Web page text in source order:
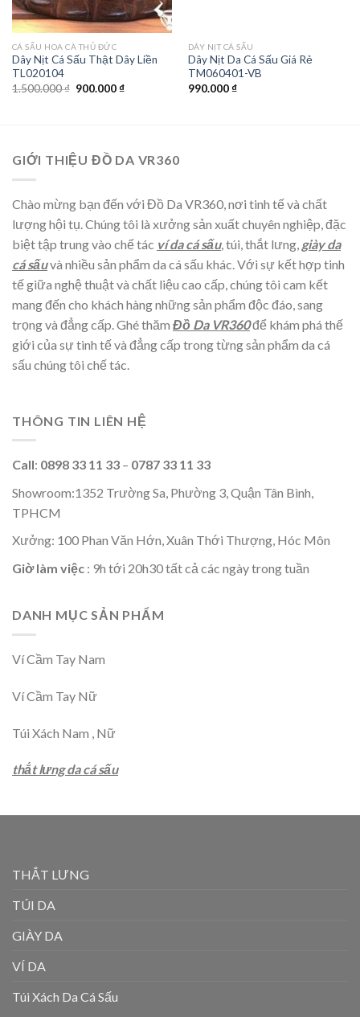
CÁ SẤU HOA CÀ THỦ ĐỨC
Dây Nịt Cá Sấu Thật Dây Liền
TL020104
1.500.000₫ 900.000₫
DÂY NỊT CÁ SẤU
Dây Nịt Da Cá Sấu Giá Rẻ
TM060401-VB
990.000₫
GIỚI THIỆU ĐỒ DA VR360
Chào mừng bạn đến với Đồ Da VR360, nơi tinh tế và chất
lượng hội tụ. Chúng tôi là xưởng sản xuất chuyên nghiệp, đặc
biệt tập trung vào chế tác ví da cá sấu, túi, thắt lưng, giày da
cá sấuvà nhiều sản phẩm da cá sấu khác. Với sự kết hợp tinh
tế giữa nghệ thuật và chất liệu cao cấp, chúng tôi cam kết
mang đến cho khách hàng những sản phẩm độc đáo, sang
trọng và đẳng cấp. Ghé thăm Đồ Da VR360để khám phá thế
giới của sự tinh tế và đẳng cấp trong từng sản phẩm da cá
sấu chúng tôi chế tác.
THÔNG TIN LIÊN HỆ
Call: 0898 33 11 33 – 0787 33 11 33
Showroom:1352 Trường Sa, Phường 3, Quận Tân Bình,
TPHCM
Xưởng: 100 Phan Văn Hớn, Xuân Thới Thượng, Hóc Môn
Giờ làm việc : 9h tới 20h30 tất cả các ngày trong tuần
DANH MỤC SẢN PHẨM
Ví Cầm Tay Nam
Ví Cầm Tay Nữ
Túi Xách Nam , Nữ
thắt lưng da cá sấu
THẮT LƯNG
TÚI DA
GIÀY DA
VÍ DA
Túi Xách Da Cá Sấu